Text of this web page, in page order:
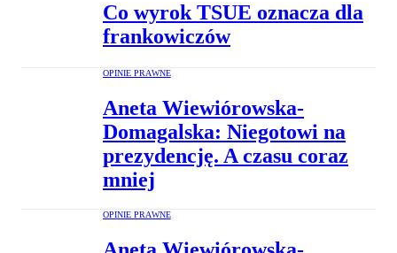
Co wyrok TSUE oznacza dla
frankowiczów
OPINIE PRAWNE
Aneta Wiewiórowska-
Domagalska: Niegotowi na
prezydencję. A czasu coraz
mniej
OPINIE PRAWNE